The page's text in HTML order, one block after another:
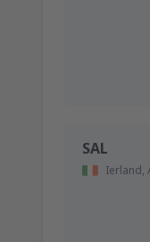
SAL
Ierland,